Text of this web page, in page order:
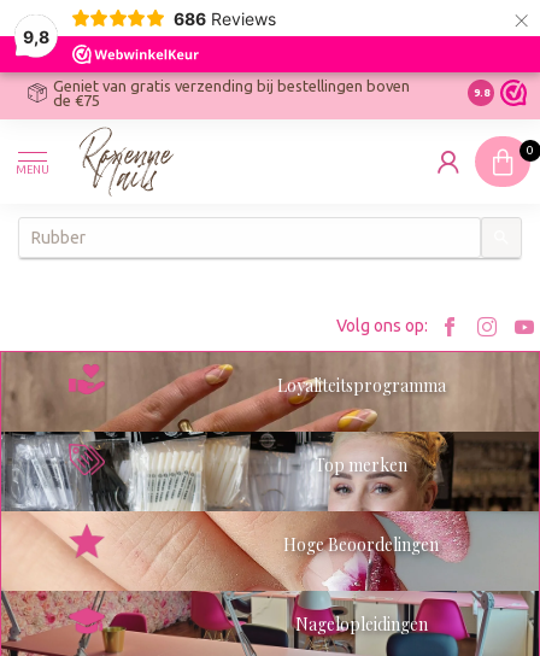
9,8
686 Reviews ×
Geniet van gratis verzending bij bestellingen boven
de €75
Ontdek
9.8
MENU
0
Volg ons op:
Bezoek
Loyaliteitsprogramma
Top merken
Hoge Beoordelingen
Nagelopleidingen